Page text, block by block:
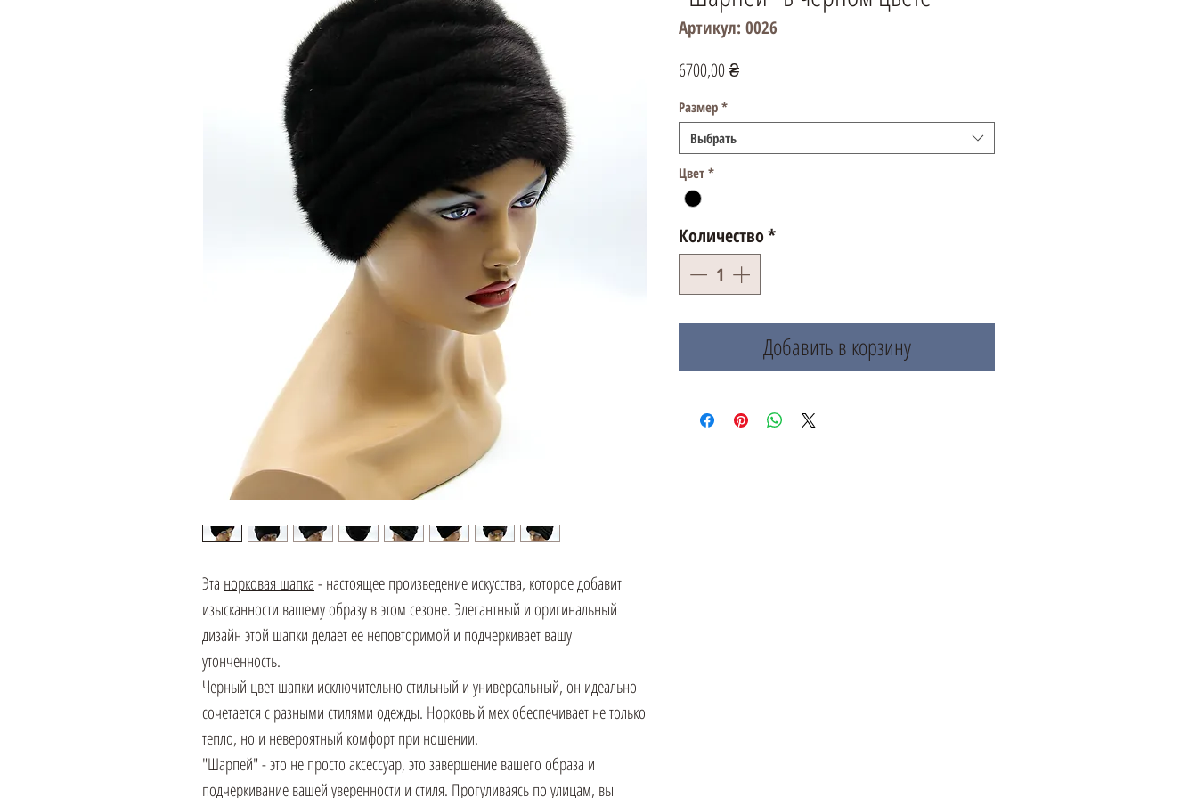
Эта норковая шапка- настоящее произведение искусства, которое добавит
изысканности вашему образу в этом сезоне. Элегантный и оригинальный
дизайн этой шапки делает ее неповторимой и подчеркивает вашу
утонченность.
Черный цвет шапки исключительно стильный и универсальный, он идеально
сочетается с разными стилями одежды. Норковый мех обеспечивает не только
тепло, но и невероятный комфорт при ношении.
"Шарпей" - это не просто аксессуар, это завершение вашего образа и
подчеркивание вашей уверенности и стиля. Прогуливаясь по улицам, вы
Артикул: 0026
6700,00 ₴Цена
Размер *
Выбрать
Цвет *
Количество*
Добавить в корзину